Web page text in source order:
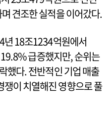
견조한 실적을 이어갔다.
년 18조1234억원에서
급증했지만, 순위는
했다. 전반적인 기업 매출
쟁이 치열해진 영향으로 풀